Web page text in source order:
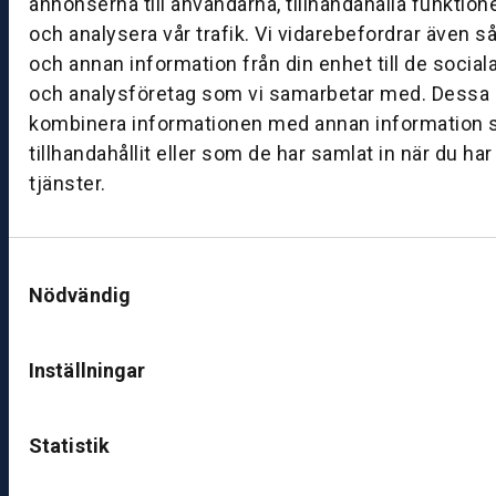
och analysera vår trafik. Vi vidarebefordrar även
och annan information från din enhet till de
och analysföretag som vi samarbetar med. Dessa
kombinera informationen med annan information
tillhandahållit eller som de har samlat in när du
tjänster.
Nödvändig
Inställningar
Statistik
B
ut
ik
S
k
v
e
ut
ö